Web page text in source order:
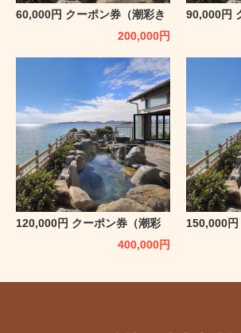
60,000円 クーポン券（潮彩き
200,000円
90,000円
120,000円 クーポン券（潮彩
400,000円
150,000